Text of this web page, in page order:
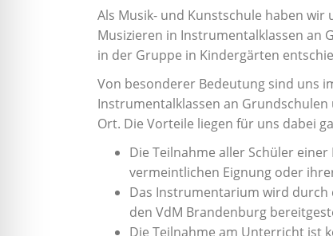
Freude
und
fördern
individuelle
Begabungen
vielfältigen
Angebot.
Als Musik- und Kunstschule haben
Musizieren in Instrumentalklassen an
in der Gruppe in Kindergärten
Von besonderer Bedeutung sind uns
Instrumentalklassen an
Ort. Die Vorteile liegen für uns dabei
Die Teilnahme aller Schüler
vermeintlichen Eignung oder
Das Instrumentarium wird durch
den VdM Brandenburg
Die Teilnahme am Unterricht ist